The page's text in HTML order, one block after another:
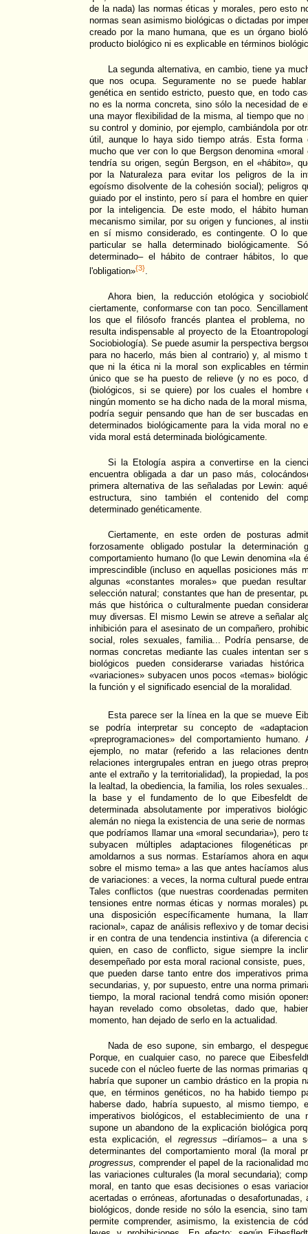
de la nada) las normas éticas y morales, pero esto
normas sean asimismo biológicas o dictadas por
creado por la mano humana, que es un órgano
producto biológico ni es explicable en términos
La segunda alternativa, en cambio, tiene ya
que nos ocupa. Seguramente no se puede
genética en sentido estricto, puesto que, en todo
no es la norma concreta, sino sólo la necesidad de
una mayor flexibilidad de la misma, al tiempo que no
su control y dominio, por ejemplo, cambiándola por
útil, aunque lo haya sido tiempo atrás. Esta forma
mucho que ver con lo que Bergson denomina
tendría su origen, según Bergson, en el «hábito»,
por la Naturaleza para evitar los peligros de la
egoísmo disolvente de la cohesión social); peligros
guiado por el instinto, pero sí para el hombre en
por la inteligencia. De este modo, el hábito
mecanismo similar, por su origen y funciones, al
en sí mismo considerado, es contingente. O lo
particular se halla determinado biológicamente.
determinado– el hábito de contraer hábitos, lo
l'obligation»{3}.
Ahora bien, la reducción etológica y
ciertamente, conformarse con tan poco.
los que el filósofo francés plantea el problema,
resulta indispensable al proyecto de la
Sociobiología). Se puede asumir la perspectiva
para no hacerlo, más bien al contrario) y, al mismo
que ni la ética ni la moral son explicables en
único que se ha puesto de relieve (y no es poco,
(biológicos, si se quiere) por los cuales el hombre
ningún momento se ha dicho nada de la moral
podría seguir pensando que han de ser buscadas
determinados biológicamente para la vida moral no
vida moral está determinada biológicamente.
Si la Etología aspira a convertirse en la
encuentra obligada a dar un paso más,
primera alternativa de las señaladas por Lewin:
estructura, sino también el contenido del
determinado genéticamente.
Ciertamente, en este orden de posturas
forzosamente obligado postular la
comportamiento humano (lo que Lewin denomina «la
imprescindible (incluso en aquellas posiciones más
algunas «constantes morales» que puedan
selección natural; constantes que han de presentar,
más que histórica o culturalmente puedan
muy diversas. El mismo Lewin se atreve a señalar
inhibición para el asesinato de un compañero,
social, roles sexuales, familia... Podría pensarse,
normas concretas mediante las cuales intentan ser
biológicos pueden considerarse variadas
«variaciones» subyacen unos pocos «temas»
la función y el significado esencial de la moralidad.
Esta parece ser la línea en la que se mueve
se podría interpretar su concepto de
«preprogramaciones» del comportamiento
ejemplo, no matar (referido a las relaciones
relaciones intergrupales entran en juego otras
ante el extraño y la territorialidad), la propiedad, la
la lealtad, la obediencia, la familia, los roles
la base y el fundamento de lo que Eibesfeldt
determinada absolutamente por imperativos
alemán no niega la existencia de una serie de
que podríamos llamar una «moral secundaria»), pero
subyacen múltiples adaptaciones filogenéticas
amoldarnos a sus normas. Estaríamos ahora en
sobre el mismo tema» a las que antes hacíamos
de variaciones: a veces, la norma cultural puede
Tales conflictos (que nuestras coordenadas
tensiones entre normas éticas y normas morales)
una disposición específicamente humana, la
racional», capaz de análisis reflexivo y de tomar
ir en contra de una tendencia instintiva (a diferencia
quien, en caso de conflicto, sigue siempre la
desempeñado por esta moral racional consiste,
que pueden darse tanto entre dos imperativos
secundarias, y, por supuesto, entre una norma
tiempo, la moral racional tendrá como misión
hayan revelado como obsoletas, dado que,
momento, han dejado de serlo en la actualidad.
Nada de eso supone, sin embargo, el
Porque, en cualquier caso, no parece que
sucede con el núcleo fuerte de las normas primarias
habría que suponer un cambio drástico en la propia
que, en términos genéticos, no ha habido tiempo
haberse dado, habría supuesto, al mismo tiempo,
imperativos biológicos, el establecimiento de una
supone un abandono de la explicación biológica
esta explicación, el regressus –diríamos– a una
determinantes del comportamiento moral (la moral
progressus, comprender el papel de la racionalidad
las variaciones culturales (la moral secundaria);
moral, en tanto que esas decisiones o esas
acertadas o erróneas, afortunadas o
biológicos, donde reside no sólo la esencia, sino
permite comprender, asimismo, la existencia de